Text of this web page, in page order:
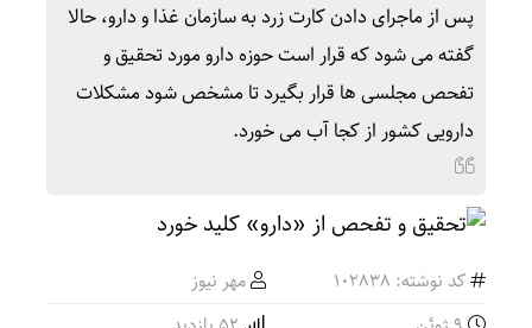
پس از ماجرای دادن کارت زرد به سازمان غذا و دارو، حالا
گفته می شود که قرار است حوزه دارو مورد تحقیق و
تفحص مجلسی ها قرار بگیرد تا مشخص شود مشکلات
دارویی کشور از کجا آب می خورد.
کد نوشته: 102838
مهر نیوز